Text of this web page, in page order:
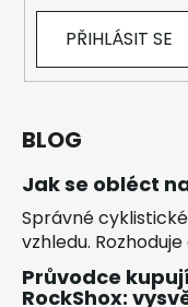
PŘIHLÁSIT SE
BLOG
Jak se obléct
Správné
vzhledu. Rozhoduje
Průvodce
RockShox: